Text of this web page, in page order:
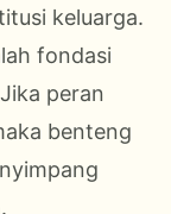
keluarga.
fondasi
peran
benteng